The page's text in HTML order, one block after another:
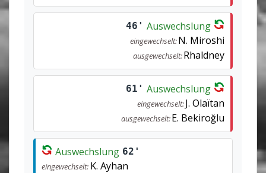
46' Auswechslung
eingewechselt:N. Miroshi
ausgewechselt:Rhaldney
61' Auswechslung
eingewechselt:J. Olaïtan
ausgewechselt:E. Bekiroğlu
Auswechslung 62'
eingewechselt: K. Ayhan